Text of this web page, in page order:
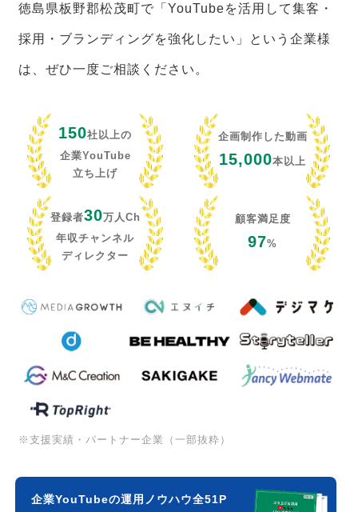
徳島県板野郡松茂町で「YouTubeを活用して集客・
採用・ブランディングを強化したい」という企業様
は、ぜひ一度ご相談ください。
150社以上の
企業YouTube
立ち上げ
企画制作した動画
15,000本以上
登録者30万人Ch
年収チャンネル
ディレクター
顧客満足度
97%
※支援実績・パートナー企業（一部抜粋）
企業YouTubeの運用ノウハウ全51P